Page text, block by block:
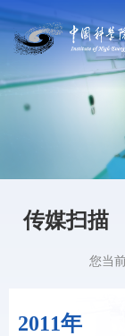
传媒扫描
2011年
您当